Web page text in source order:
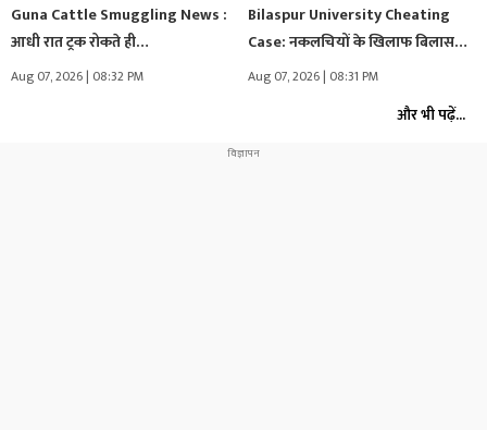
Guna Cattle Smuggling News :
आधी रात ट्रक रोकते ही…
Aug 07, 2026 | 08:32 PM
Bilaspur University Cheating
Case: नकलचियों के खिलाफ बिलासपुर
यूनिवर्सिटी का…
Aug 07, 2026 | 08:31 PM
और भी पढ़ें...